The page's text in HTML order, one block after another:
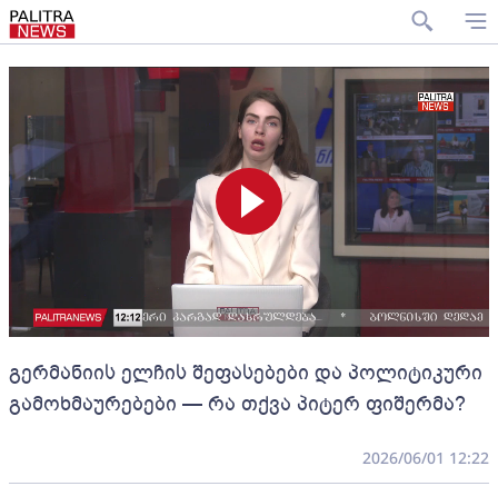
გერმანიის ელჩის შეფასებები და პოლიტიკური
გამოხმაურებები — რა თქვა პიტერ ფიშერმა?
2026/06/01 12:22